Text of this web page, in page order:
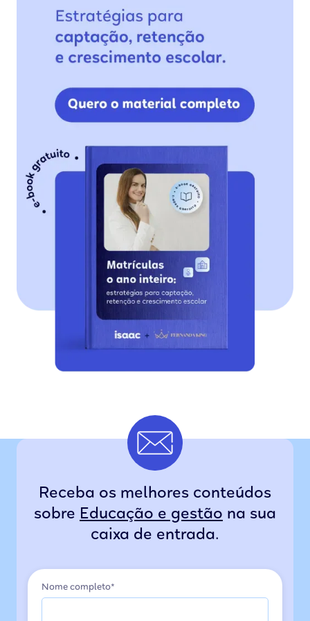
Receba os melhores conteúdos
sobre Educação e gestão na sua
caixa de entrada.
Nome completo*